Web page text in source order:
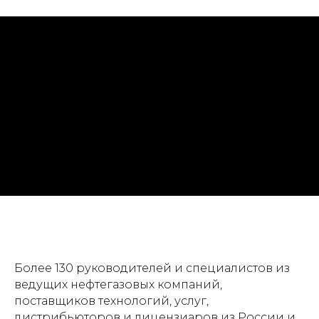
Более 130 руководителей и специалистов из
ведущих нефтегазовых компаний,
поставщиков технологий, услуг,